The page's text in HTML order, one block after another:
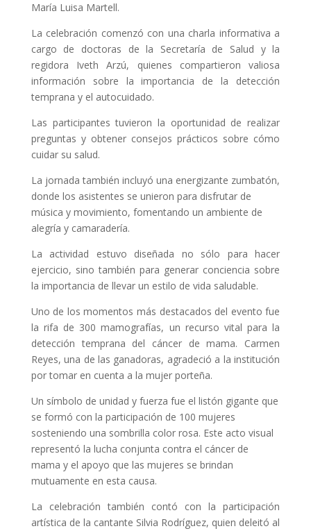
María Luisa Martell.
La celebración comenzó con una charla informativa a
cargo de doctoras de la Secretaría de Salud y la
regidora Iveth Arzú, quienes compartieron valiosa
información sobre la importancia de la detección
temprana y el autocuidado.
Las participantes tuvieron la oportunidad de realizar
preguntas y obtener consejos prácticos sobre cómo
cuidar su salud.
La jornada también incluyó una energizante zumbatón,
donde los asistentes se unieron para disfrutar de
música y movimiento, fomentando un ambiente de
alegría y camaradería.
La actividad estuvo diseñada no sólo para hacer
ejercicio, sino también para generar conciencia sobre
la importancia de llevar un estilo de vida saludable.
Uno de los momentos más destacados del evento fue
la rifa de 300 mamografías, un recurso vital para la
detección temprana del cáncer de mama. Carmen
Reyes, una de las ganadoras, agradeció a la institución
por tomar en cuenta a la mujer porteña.
Un símbolo de unidad y fuerza fue el listón gigante que
se formó con la participación de 100 mujeres
sosteniendo una sombrilla color rosa. Este acto visual
representó la lucha conjunta contra el cáncer de
mama y el apoyo que las mujeres se brindan
mutuamente en esta causa.
La celebración también contó con la participación
artística de la cantante Silvia Rodríguez, quien deleitó al